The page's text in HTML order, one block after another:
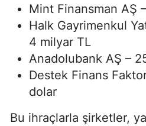
Mint Finansman AŞ
Halk Gayrimenkul
4 milyar TL
Anadolubank AŞ –
Destek Finans
dolar
Bu ihraçlarla şirketler,